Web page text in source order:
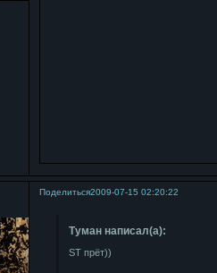
Поделиться2009-07-15 02:20:22
Туман написал(а):
ST прёт))